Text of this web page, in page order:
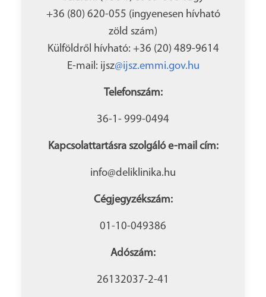
+36 (80) 620-055 (ingyenesen hívható
zöld szám)
Külföldről hívható: +36 (20) 489-9614
E-mail: ijsz@ijsz.emmi.gov.hu
Telefonszám:
36-1- 999-0494
Kapcsolattartásra szolgáló e-mail cím:
info@deliklinika.hu
Cégjegyzékszám:
01-10-049386
Adószám:
26132037-2-41